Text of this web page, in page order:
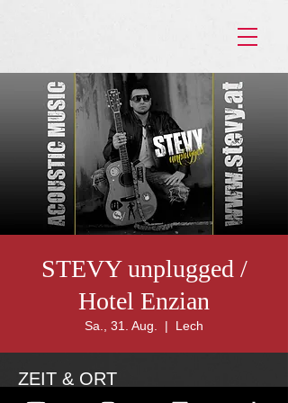
STEVY unplugged /
Hotel Enzian
Sa., 31. Aug.
  |
Lech
ZEIT & ORT